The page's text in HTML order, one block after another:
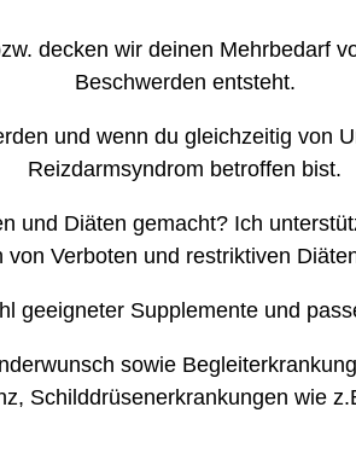
decken wir deinen Mehrbedarf
Beschwerden entsteht.
und wenn du gleichzeitig von
Reizdarmsyndrom betroffen bist.
und Diäten gemacht? Ich
von Verboten und restriktiven
geeigneter Supplemente und
sowie
Schilddrüsenerkrankungen wie